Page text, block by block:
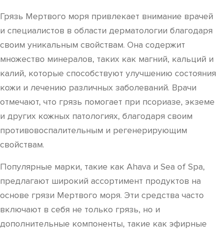
Грязь Мертвого моря привлекает внимание врачей
и специалистов в области дерматологии благодаря
своим уникальным свойствам. Она содержит
множество минералов, таких как магний, кальций и
калий, которые способствуют улучшению состояния
кожи и лечению различных заболеваний. Врачи
отмечают, что грязь помогает при псориазе, экземе
и других кожных патологиях, благодаря своим
противовоспалительным и регенерирующим
свойствам.
Популярные марки, такие как Ahava и Sea of Spa,
предлагают широкий ассортимент продуктов на
основе грязи Мертвого моря. Эти средства часто
включают в себя не только грязь, но и
дополнительные компоненты, такие как эфирные